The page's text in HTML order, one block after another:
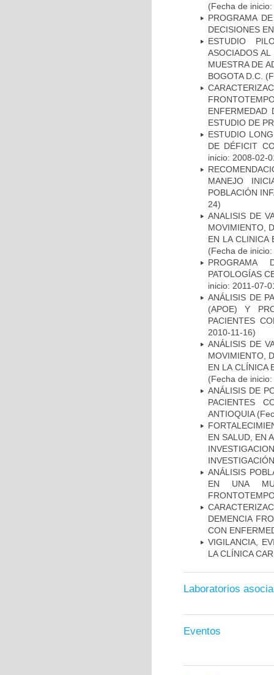
(Fecha de
PROGRAMA
DECISIONES
ESTUDIO
ASOCIADOS
MUESTRA DE
BOGOTA D.C.
ENFERMEDAD
ESTUDIO DE
ESTUDIO
DE DÉFICIT
inicio: 2008-02-
MANEJO
POBLACIÓN
24)
ANALISIS DE
MOVIMIENTO,
EN LA CLINICA
(Fecha de
PROGRAMA
PATOLOGÍAS
inicio: 2011-07-
ANÁLISIS DE
(APOE) Y
PACIENTES
2010-11-16)
ANÁLISIS DE
MOVIMIENTO,
EN LA CLÍNICA
(Fecha de
ANÁLISIS DE
PACIENTES
ANTIOQUIA
EN SALUD, EN
ANÁLISIS
EN UNA
DEMENCIA
CON
VIGILANCIA,
LA CLÍNICA
Laboratorios
Eventos